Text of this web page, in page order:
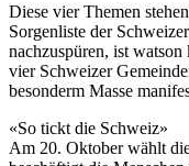
Diese vier Themen
Sorgenliste der
nachzuspüren, ist
vier Schweizer
besonderm Masse
«So tickt die Schweiz»
Am 20. Oktober wählt